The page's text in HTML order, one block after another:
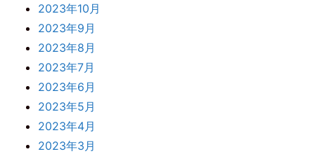
2023年10月
2023年9月
2023年8月
2023年7月
2023年6月
2023年5月
2023年4月
2023年3月